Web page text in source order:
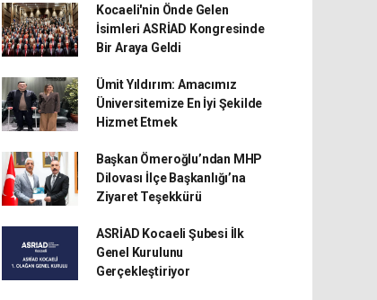
Kocaeli'nin Önde Gelen
İsimleri ASRİAD Kongresinde
Bir Araya Geldi
Ümit Yıldırım: Amacımız
Üniversitemize En İyi Şekilde
Hizmet Etmek
Başkan Ömeroğlu’ndan MHP
Dilovası İlçe Başkanlığı’na
Ziyaret Teşekkürü
ASRİAD Kocaeli Şubesi İlk
Genel Kurulunu
Gerçekleştiriyor